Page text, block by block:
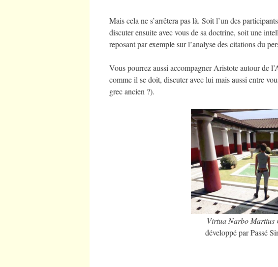
Mais cela ne s’arrêtera pas là. Soit l’un des
discuter ensuite avec vous de sa doctrine, soit une
reposant par exemple sur l’analyse des citations du
Vous pourrez aussi accompagner Aristote autour de
comme il se doit, discuter avec lui mais aussi entre
grec ancien ?).
Virtua Narbo Martius
développé par Passé